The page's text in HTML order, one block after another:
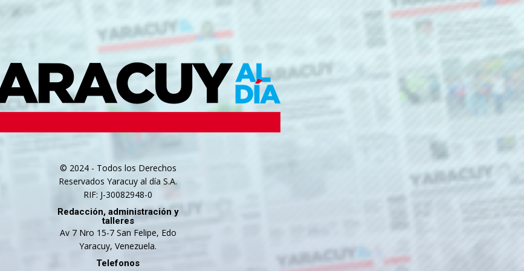
© 2024 - Todos los Derechos
Reservados Yaracuy al día S.A.
RIF: J-30082948-0
Redacción, administración y
talleres
Av 7 Nro 15-7 San Felipe, Edo
Yaracuy, Venezuela.
Telefonos